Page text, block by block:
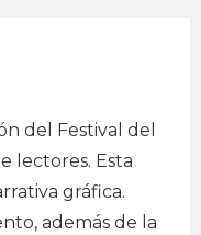
del Festival del
lectores. Esta
gráfica.
además de la